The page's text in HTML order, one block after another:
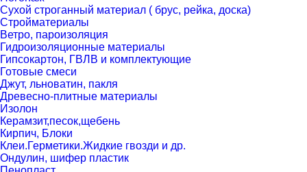
Сухой строганный материал ( брус, рейка, доска)
Стройматериалы
Ветро, пароизоляция
Гидроизоляционные материалы
Гипсокартон, ГВЛВ и комплектующие
Готовые смеси
Джут, льноватин, пакля
Древесно-плитные материалы
Изолон
Керамзит,песок,щебень
Кирпич, Блоки
Клеи.Герметики.Жидкие гвозди и др.
Ондулин, шифер пластик